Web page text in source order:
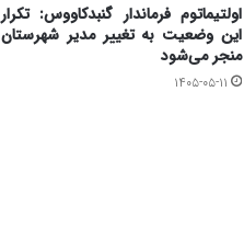
اولتیماتوم فرماندار گنبدکاووس: تکرار
این وضعیت به تغییر مدیر شهرستان
منجر می‌شود
۱۴۰۵-۰۵-۱۱